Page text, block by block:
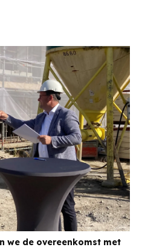
we de overeenkomst met